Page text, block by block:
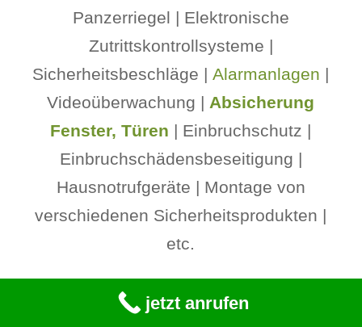
Panzerriegel | Elektronische
Zutrittskontrollsysteme |
Sicherheitsbeschläge |Alarmanlagen |
Videoüberwachung | Absicherung
Fenster, Türen | Einbruchschutz |
Einbruchschädensbeseitigung |
Hausnotrufgeräte | Montage von
verschiedenen Sicherheitsprodukten |
etc.
jetzt anrufen